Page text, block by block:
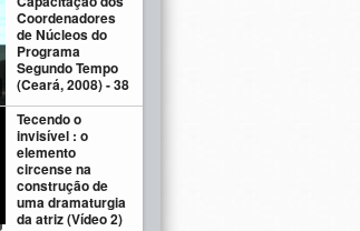
Coordenadores
de Núcleos do
Programa
Segundo Tempo
(Ceará, 2008) - 38
Tecendo o
invisível : o
elemento
circense na
construção de
uma dramaturgia
da atriz (Vídeo 2)